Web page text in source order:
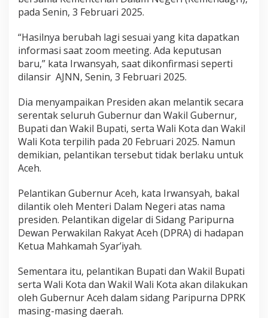
e
i
u
n
d
pada Senin, 3 Februari 2025.
“Hasilnya berubah lagi sesuai yang kita dapatkan
informasi saat zoom meeting. Ada keputusan
baru,” kata Irwansyah, saat dikonfirmasi seperti
dilansir AJNN, Senin, 3 Februari 2025.
Dia menyampaikan Presiden akan melantik secara
serentak seluruh Gubernur dan Wakil Gubernur,
Bupati dan Wakil Bupati, serta Wali Kota dan Wakil
Wali Kota terpilih pada 20 Februari 2025. Namun
demikian, pelantikan tersebut tidak berlaku untuk
Aceh.
Pelantikan Gubernur Aceh, kata Irwansyah, bakal
dilantik oleh Menteri Dalam Negeri atas nama
presiden. Pelantikan digelar di Sidang Paripurna
Dewan Perwakilan Rakyat Aceh (DPRA) di hadapan
Ketua Mahkamah Syar’iyah.
Sementara itu, pelantikan Bupati dan Wakil Bupati
serta Wali Kota dan Wakil Wali Kota akan dilakukan
oleh Gubernur Aceh dalam sidang Paripurna DPRK
masing-masing daerah.